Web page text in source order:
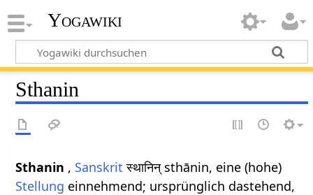
Yogawiki
Sthanin
Sthanin , Sanskrit स्थानिन् sthānin, eine (hohe)
Stellung einnehmend; ursprünglich dastehend,